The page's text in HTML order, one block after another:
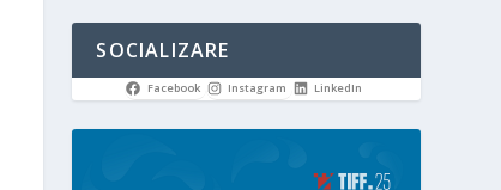
SOCIALIZARE
Facebook Instagram LinkedIn